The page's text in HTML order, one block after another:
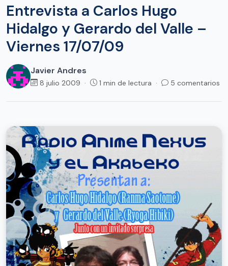
Entrevista a Carlos Hugo
Hidalgo y Gerardo del Valle –
Viernes 17/07/09
Javier Andres
8 julio 2009 · 1 min de lectura · 5 comentarios